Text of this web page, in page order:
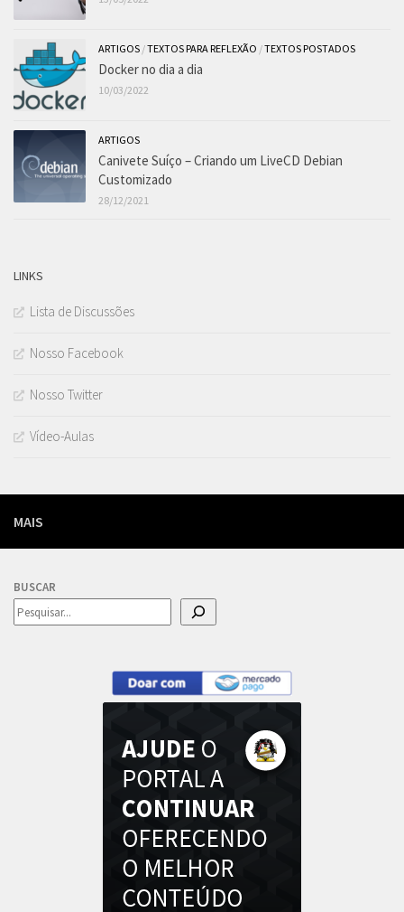
ARTIGOS /TEXTOS PARA REFLEXÃO /TEXTOS POSTADOS
Docker no dia a dia
10/03/2022
ARTIGOS
Canivete Suíço – Criando um LiveCD Debian
Customizado
28/12/2021
LINKS
Lista de Discussões
Nosso Facebook
Nosso Twitter
Vídeo-Aulas
MAIS
BUSCAR